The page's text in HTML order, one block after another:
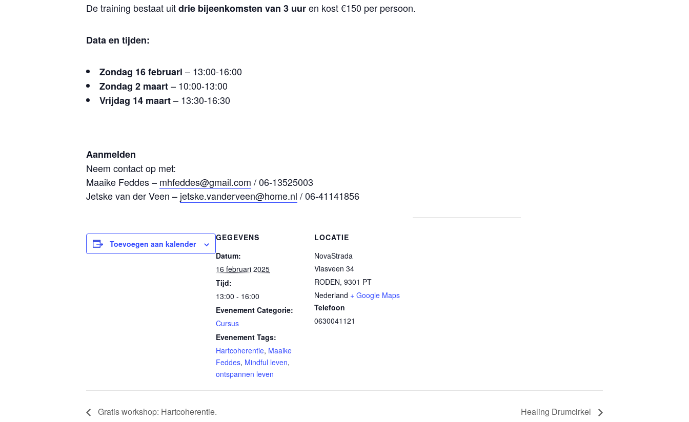
De training bestaat uitdrie bijeenkomsten van 3 uuren kost €150 per persoon.
Data en tijden:
Zondag 16 februari – 13:00-16:00
Zondag 2 maart– 10:00-13:00
Vrijdag 14 maart– 13:30-16:30
Aanmelden
Neem contact op met:
Maaike Feddes – mhfeddes@gmail.com / 06-13525003
Jetske van der Veen – jetske.vanderveen@home.nl / 06-41141856
Toevoegen aan kalender
GEGEVENS
Datum:
16 februari 2025
Tijd:
13:00 - 16:00
Evenement Categorie:
Cursus
Evenement Tags:
Hartcoherentie, Maaike
Feddes, Mindful leven,
ontspannen leven
LOCATIE
NovaStrada
Vlasveen 34
RODEN, 9301 PT
Nederland + Google Maps
Telefoon
0630041121
Gratis workshop: Hartcoherentie. Healing Drumcirkel